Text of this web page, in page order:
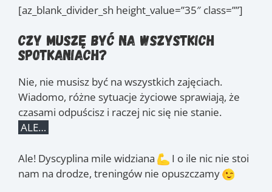
[az_blank_divider_sh height_value=”35″ class=””]
Czy muszę być na wszystkich
spotkaniach?
Nie, nie musisz być na wszystkich zajęciach.
Wiadomo, różne sytuacje życiowe sprawiają, że
czasami odpuścisz i raczej nic się nie stanie.
ALE…
Ale! Dyscyplina mile widziana
I o ile nic nie stoi
nam na drodze, treningów nie opuszczamy